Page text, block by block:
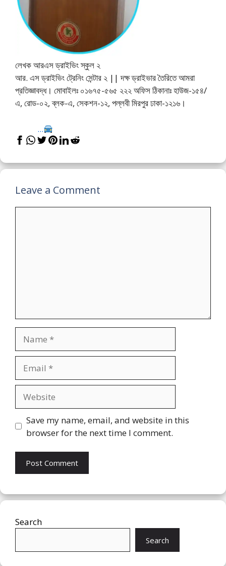
লেখক আরএস ড্রাইভিং স্কুল ২
আর. এস ড্রাইভিং ট্রেনিং সেন্টার ২ || দক্ষ ড্রাইভার তৈরিতে আমরা
প্রতিজ্ঞাবদ্ধ। মোবাইলঃ ০১৬৭৫-৫৬৫ ২২২ অফিস ঠিকানাঃ হাউজ-১৫৪/
এ, রোড-০২, ব্লক-এ, সেকশন-১২, পল্লবী মিরপুর ঢাকা-১২১৬।
...
Leave a Comment
Save my name, email, and website in this
browser for the next time I comment.
Search
Search